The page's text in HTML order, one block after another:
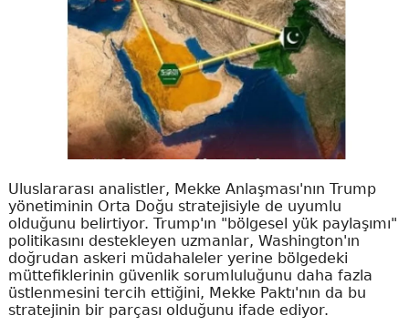
Uluslararası analistler, Mekke Anlaşması'nın Trump
yönetiminin Orta Doğu stratejisiyle de uyumlu
olduğunu belirtiyor. Trump'ın "bölgesel yük paylaşımı"
politikasını destekleyen uzmanlar, Washington'ın
doğrudan askeri müdahaleler yerine bölgedeki
müttefiklerinin güvenlik sorumluluğunu daha fazla
üstlenmesini tercih ettiğini, Mekke Paktı'nın da bu
stratejinin bir parçası olduğunu ifade ediyor.